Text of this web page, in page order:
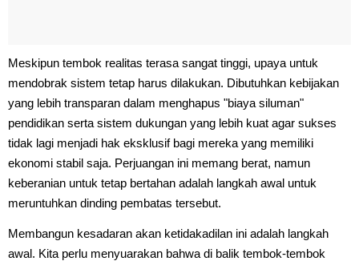
Meskipun tembok realitas terasa sangat tinggi, upaya untuk
mendobrak sistem tetap harus dilakukan. Dibutuhkan kebijakan
yang lebih transparan dalam menghapus "biaya siluman"
pendidikan serta sistem dukungan yang lebih kuat agar sukses
tidak lagi menjadi hak eksklusif bagi mereka yang memiliki
ekonomi stabil saja. Perjuangan ini memang berat, namun
keberanian untuk tetap bertahan adalah langkah awal untuk
meruntuhkan dinding pembatas tersebut.
Membangun kesadaran akan ketidakadilan ini adalah langkah
awal. Kita perlu menyuarakan bahwa di balik tembok-tembok